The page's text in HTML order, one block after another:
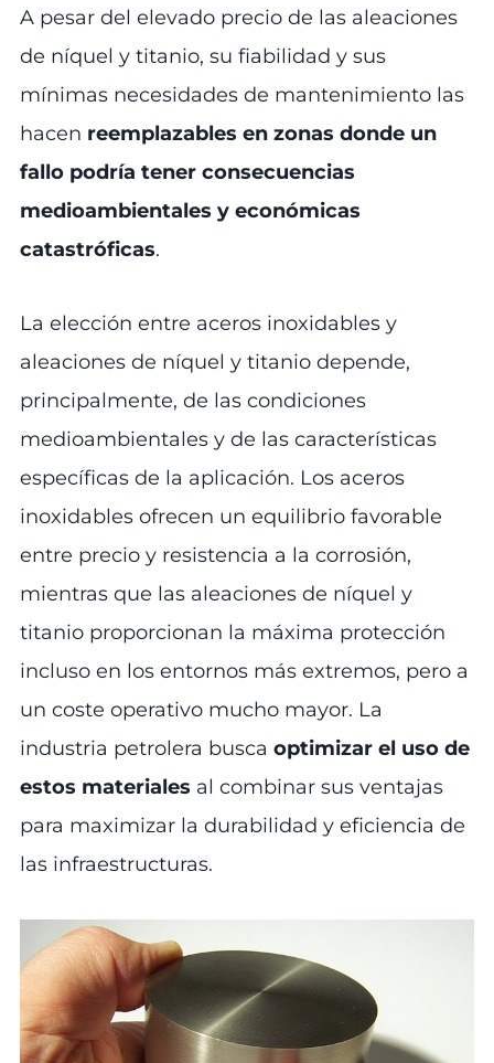
A pesar del elevado precio de las aleaciones
de níquel y titanio, su fiabilidad y sus
mínimas necesidades de mantenimiento las
hacen reemplazables en zonas donde un
fallo podría tener consecuencias
medioambientales y económicas
catastróficas.
La elección entre aceros inoxidables y
aleaciones de níquel y titanio depende,
principalmente, de las condiciones
medioambientales y de las características
específicas de la aplicación. Los aceros
inoxidables ofrecen un equilibrio favorable
entre precio y resistencia a la corrosión,
mientras que las aleaciones de níquel y
titanio proporcionan la máxima protección
incluso en los entornos más extremos, pero a
un coste operativo mucho mayor. La
industria petrolera busca optimizar el uso de
estos materiales al combinar sus ventajas
para maximizar la durabilidad y eficiencia de
las infraestructuras.